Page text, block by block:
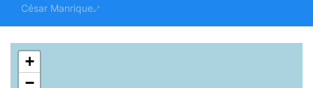
César Manrique
+
−